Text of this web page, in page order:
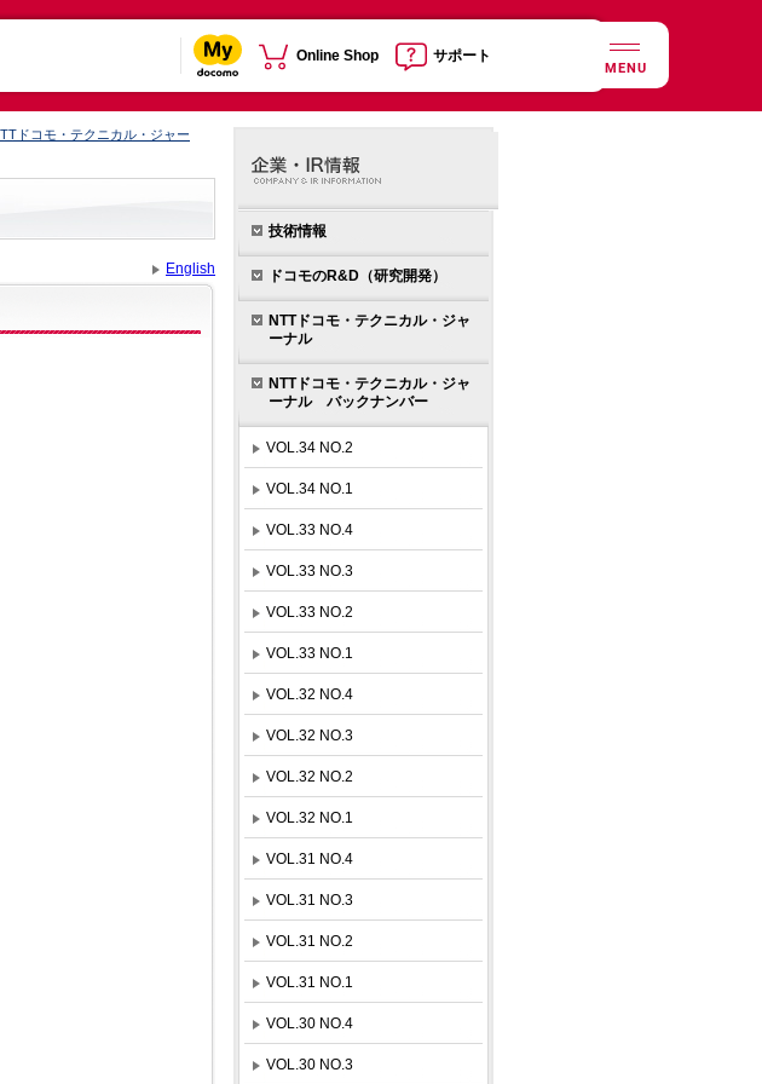
Online Shop サポート
MENU
ドコモ・テクニカル・ジャー
English
技術情報
ドコモのR&D（研究開発）
NTTドコモ・テクニカル・ジャ
ーナル
NTTドコモ・テクニカル・ジャ
ーナル バックナンバー
VOL.34 NO.2
VOL.34 NO.1
VOL.33 NO.4
VOL.33 NO.3
VOL.33 NO.2
VOL.33 NO.1
VOL.32 NO.4
VOL.32 NO.3
VOL.32 NO.2
VOL.32 NO.1
VOL.31 NO.4
VOL.31 NO.3
VOL.31 NO.2
VOL.31 NO.1
VOL.30 NO.4
VOL.30 NO.3